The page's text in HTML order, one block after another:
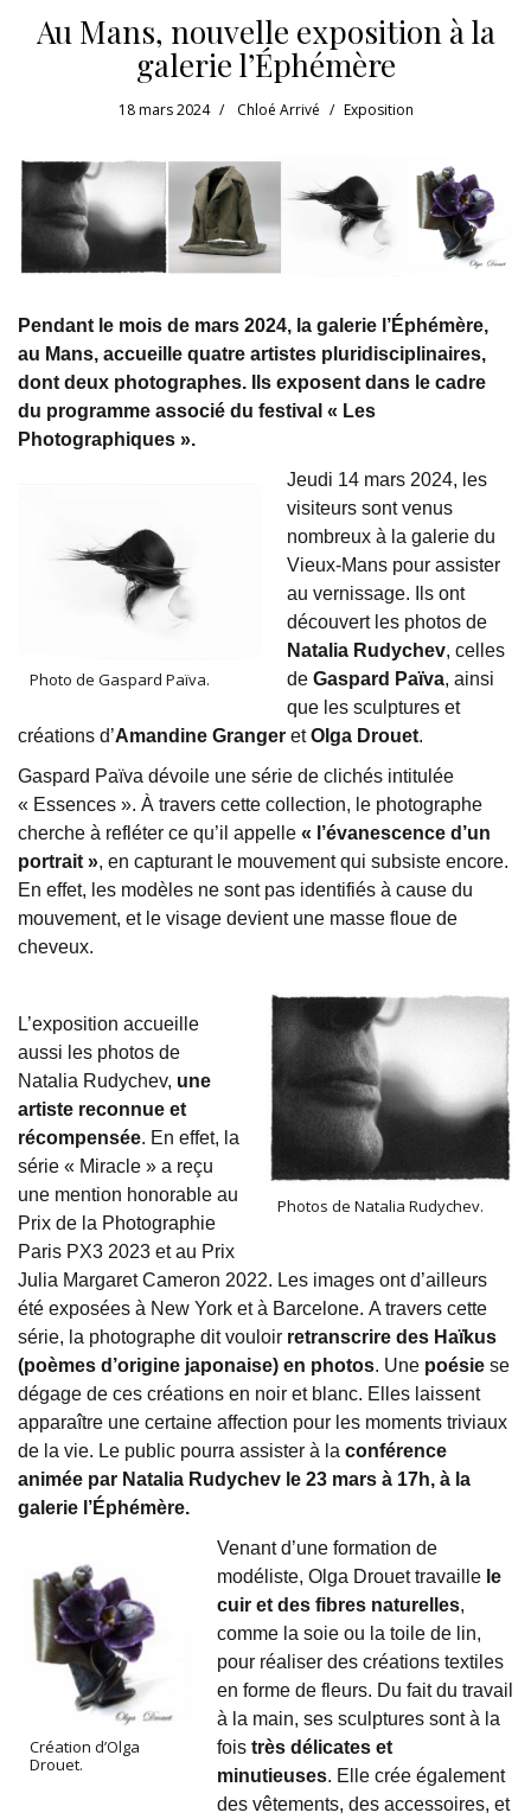
Au Mans, nouvelle exposition à la
galerie l’Éphémère
18 mars 2024 Chloé Arrivé Exposition
Pendant le mois de mars 2024, la galerie l’Éphémère,
au Mans, accueille quatre artistes pluridisciplinaires,
dont deux photographes. Ils exposent dans le cadre
du programme associé du festival « Les
Photographiques ».
Photo de Gaspard Païva.
Jeudi 14 mars 2024, les
visiteurs sont venus
nombreux à la galerie du
Vieux-Mans pour assister
au vernissage. Ils ont
découvert les photos de
Natalia Rudychev, celles
de Gaspard Païva, ainsi
que les sculptures et
créations d’Amandine Granger etOlga Drouet.
Gaspard Païva dévoile une série de clichés intitulée
« Essences ». À travers cette collection, le photographe
cherche à refléter ce qu’il appelle « l’évanescence d’un
portrait », en capturant le mouvement qui subsiste encore.
En effet, les modèles ne sont pas identifiés à cause du
mouvement, et le visage devient une masse floue de
cheveux.
Photos de Natalia Rudychev.
L’exposition accueille
aussi les photos de
Natalia Rudychev, une
artiste reconnue et
récompensée. En effet, la
série « Miracle » a reçu
une mention honorable au
Prix de la Photographie
Paris PX3 2023 et au Prix
Julia Margaret Cameron 2022. Les images ont d’ailleurs
été exposées à New York et à Barcelone. A travers cette
série, la photographe dit vouloir retranscrire des Haïkus
(poèmes d’origine japonaise) en photos. Une poésie se
dégage de ces créations en noir et blanc. Elles laissent
apparaître une certaine affection pour les moments triviaux
de la vie. Le public pourra assister à la conférence
animée par Natalia Rudychev le 23 mars à 17h, à la
galerie l’Éphémère.
Création d’Olga
Drouet.
Venant d’une formation de
modéliste, Olga Drouet travaille le
cuir et des fibres naturelles,
comme la soie ou la toile de lin,
pour réaliser des créations textiles
en forme de fleurs. Du fait du travail
à la main, ses sculptures sont à la
fois très délicates et
minutieuses. Elle crée également
des vêtements, des accessoires, et